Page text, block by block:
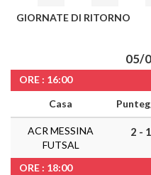
GIORNATE DI RITORNO
05/
ORE : 16:00
Casa
ACR MESSINA
FUTSAL
2 - 1
ORE : 18:00